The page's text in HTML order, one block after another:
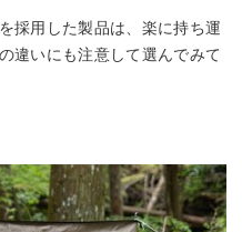
採用した製品は、楽に持ち運
違いにも注意して選んでみて